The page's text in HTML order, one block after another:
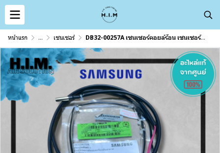
หน้าแรก ... เซนเซอร์ DB32-00257A เซนเซอร์คอยล์ร้อน เซนเซอร์ซัมซุง อะไหล่แท้จากศูนย์ Samsung